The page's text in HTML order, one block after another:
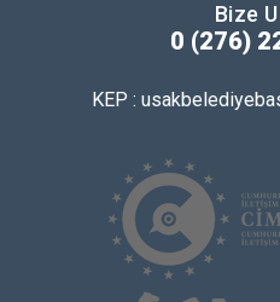
Bize
0 (276)
KEP :